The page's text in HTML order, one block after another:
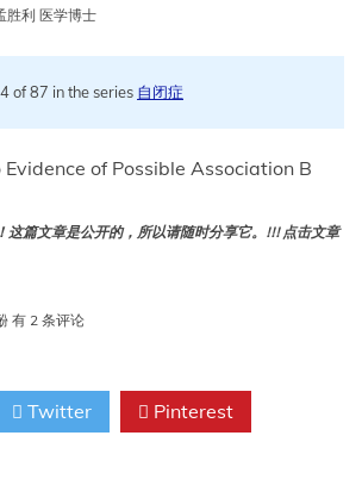
胜利 医学博士
of 87 in the series 自闭症
of Possible Association B
这篇文章是公开的，所以请随时分享它。!!! 点击文章
FDA
闭
症
与
有 2 条评论
Twitter Pinterest